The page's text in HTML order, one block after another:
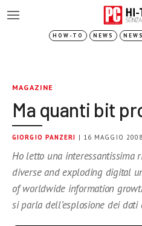
HOW-TO NEWS
MAGAZINE
Ma quanti bit
GIORGIO PANZERI | 16 MAGGIO 2008
Ho letto una interessantissima
diverse and exploding digital
of worldwide information
si parla dell’esplosione dei